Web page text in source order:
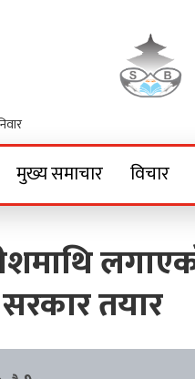
मुख्य समाचार विचार
तयार